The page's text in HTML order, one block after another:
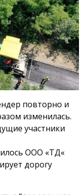
повторно и
изменилась.
участники
ООО «ТД«
дорогу